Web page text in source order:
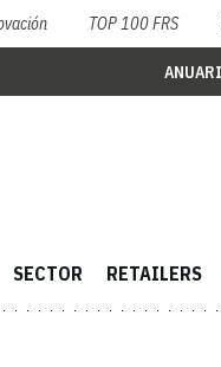
TOP 100 FRS
SECTOR RETAILERS